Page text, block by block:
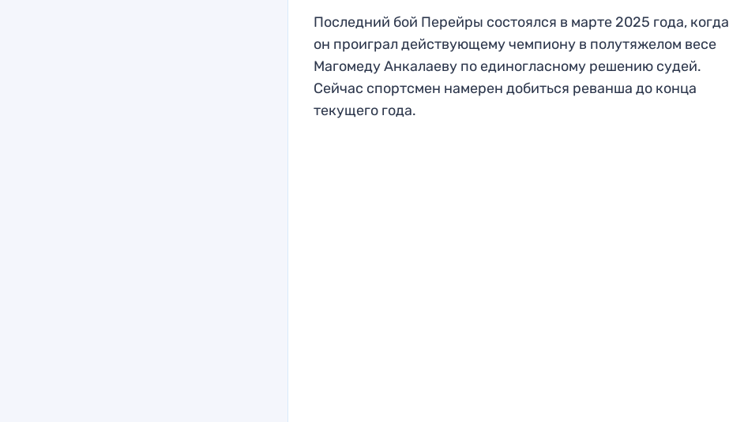
Последний бой Перейры состоялся в марте 2025 года, когда
он проиграл действующему чемпиону в полутяжелом весе
Магомеду Анкалаеву по единогласному решению судей.
Сейчас спортсмен намерен добиться реванша до конца
текущего года.